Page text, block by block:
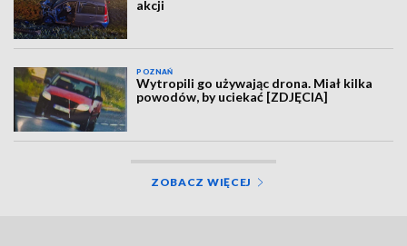
akcji
POZNAŃ
Wytropili go używając drona. Miał kilka
powodów, by uciekać [ZDJĘCIA]
ZOBACZ WIĘCEJ